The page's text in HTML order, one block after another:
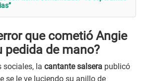
que cometió Angie
pedida de mano?
sociales, la cantante salsera publicó
se le ve luciendo su anillo de